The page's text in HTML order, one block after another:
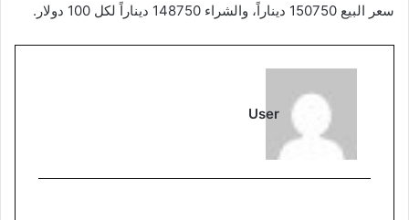
سعر البيع 150750 ديناراً، والشراء 148750 ديناراً لكل 100 دولار.
User